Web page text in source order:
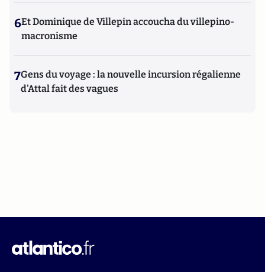
6Et Dominique de Villepin accoucha du villepino-
macronisme
7Gens du voyage : la nouvelle incursion régalienne
d'Attal fait des vagues